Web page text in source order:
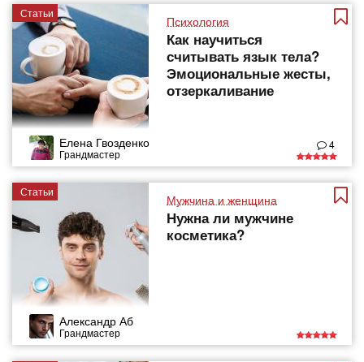
Статьи
Психология
Как научиться
считывать язык тела?
Эмоциональные жесты,
отзеркаливание
Елена Гвозденко
Грандмастер
4
Статьи
Мужчина и женщина
Нужна ли мужчине
косметика?
Александр Аб
Грандмастер